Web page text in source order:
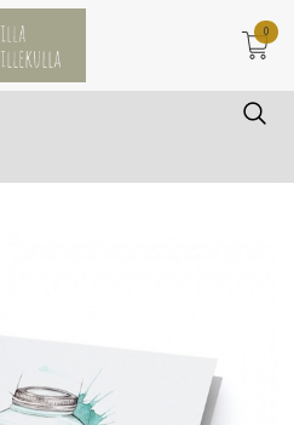
0